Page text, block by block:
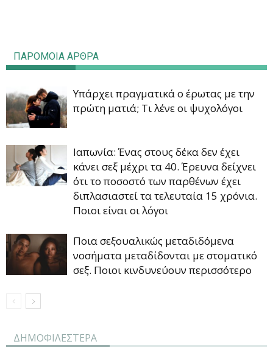
ΠΑΡΟΜΟΙΑ ΑΡΘΡΑ
Υπάρχει πραγματικά ο έρωτας με την
πρώτη ματιά; Τι λένε οι ψυχολόγοι
Ιαπωνία: Ένας στους δέκα δεν έχει
κάνει σεξ μέχρι τα 40. Έρευνα δείχνει
ότι το ποσοστό των παρθένων έχει
διπλασιαστεί τα τελευταία 15 χρόνια.
Ποιοι είναι οι λόγοι
Ποια σεξουαλικώς μεταδιδόμενα
νοσήματα μεταδίδονται με στοματικό
σεξ. Ποιοι κινδυνεύουν περισσότερο
ΔΗΜΟΦΙΛΕΣΤΕΡΑ